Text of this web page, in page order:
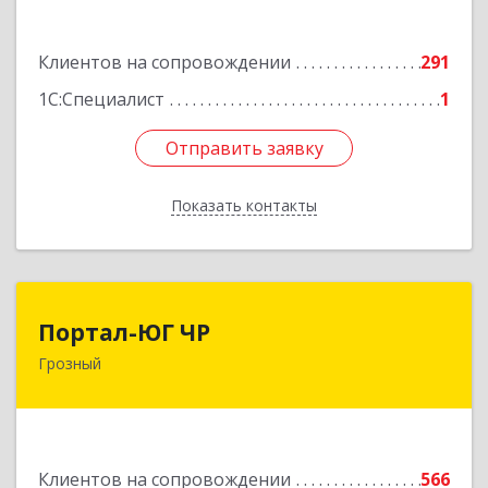
Клиентов на сопровождении
291
1С:Специалист
1
Отправить заявку
Показать контакты
Подробнее
Отправить заявку
Назад
Портал-ЮГ ЧР
Грозный
Клиентов на сопровождении
566
364906, Чеченская Респ, Грозный г, Путина пр-